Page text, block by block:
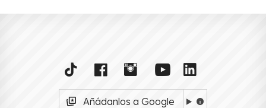
Añádanlos a Google